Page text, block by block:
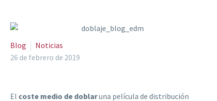
Blog
Noticias
26 de febrero de 2019
El coste medio de doblaruna película de distribución